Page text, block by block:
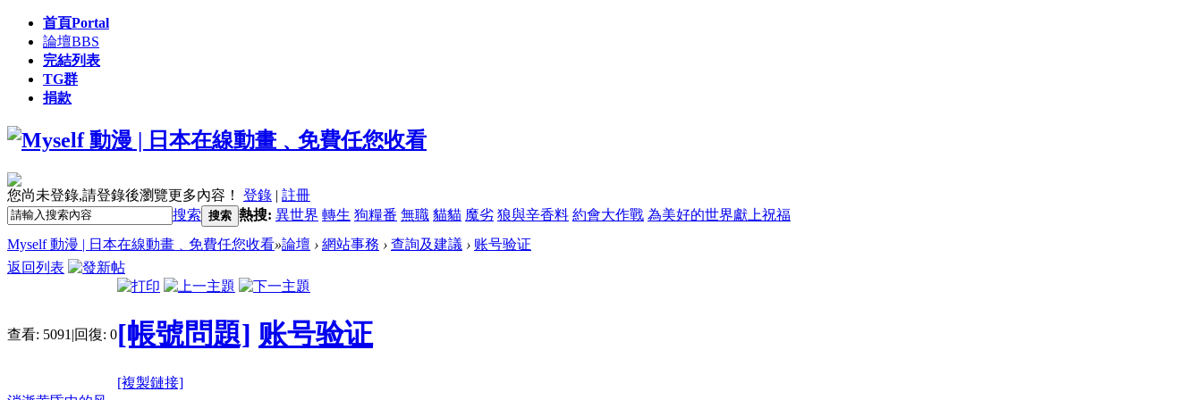
首頁Portal
論壇BBS
完結列表
TG群
捐款
您尚未登錄,請登錄後瀏覽更多內容！ 登錄 | 註冊
搜索 搜索 熱搜: 異世界 轉生 狗糧番 無職 貓貓 魔劣 狼與辛香料 約會大作戰 為美好的世界獻上祝福
Myself 動漫 | 日本在線動畫﹑免費任您收看»論壇 › 網站事務 › 查詢及建議 › 账号验证
返回列表
查看: 5091 |回復: 0[帳號問題] 账号验证
[複製鏈接]